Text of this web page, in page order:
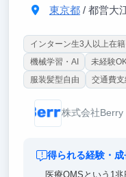
東京都/ 都営大江戸
インターン生3人以上在籍
機械学習・AI
未経験
服装髪型自由
交通費
株式会社Berry
得られる経験・
医療QMSという1